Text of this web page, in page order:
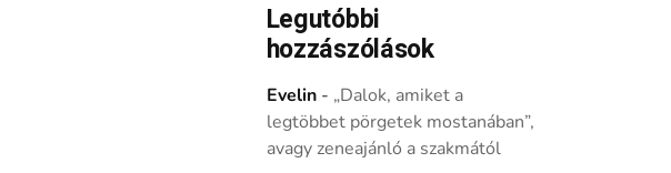
Legutóbbi
hozzászólások
Evelin- „Dalok, amiket a
legtöbbet pörgetek mostanában”,
avagy zeneajánló a szakmától